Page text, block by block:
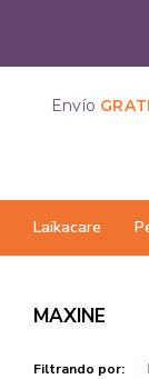
Laikacare
Envío
MAXINE
Filtrando por: